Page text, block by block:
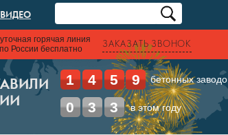
ВИДЕО
горячая линия
России бесплатно
ЗАКАЗАТЬ ЗВОНОК
1 4 5 9 бетонных
0 3 3 в этом году